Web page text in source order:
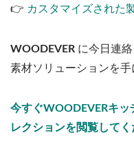
👉 カスタマイズされた
WOODEVER に今日連
素材ソリューションを手
今すぐWOODEVERキ
レクションを閲覧してく